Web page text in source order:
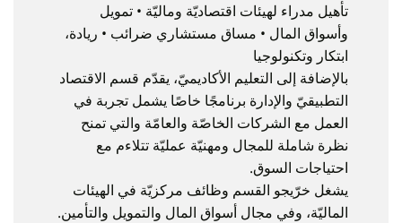
تأهيل مدراء لهيئات اقتصاديّة وماليّة • تمويل
وأسواق المال • مساق مستشاري ضرائب • ريادة،
ابتكار وتكنولوجيا
بالإضافة إلى التعليم الأكاديميّ، يقدّم قسم الاقتصاد
التطبيقيّ والإدارة برنامجًا خاصًا يشمل تجربة في
العمل مع الشركات الخاصّة والعامّة والتي تمنح
نظرة شاملة للمجال ومهنيّة عمليّة تتلاءم مع
احتياجات السوق.
يشغل خرّيجو القسم وظائف مركزيّة في الهيئات
الماليّة، وفي مجال أسواق المال والتمويل والتأمين.